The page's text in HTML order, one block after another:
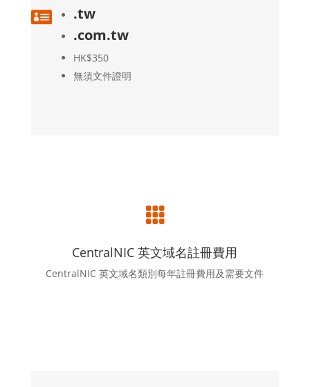

.tw
.com.tw
HK$350
無須文件證明

CentralNIC 英文域名註冊費用
CentralNIC 英文域名類別每年註冊費用及需要文件